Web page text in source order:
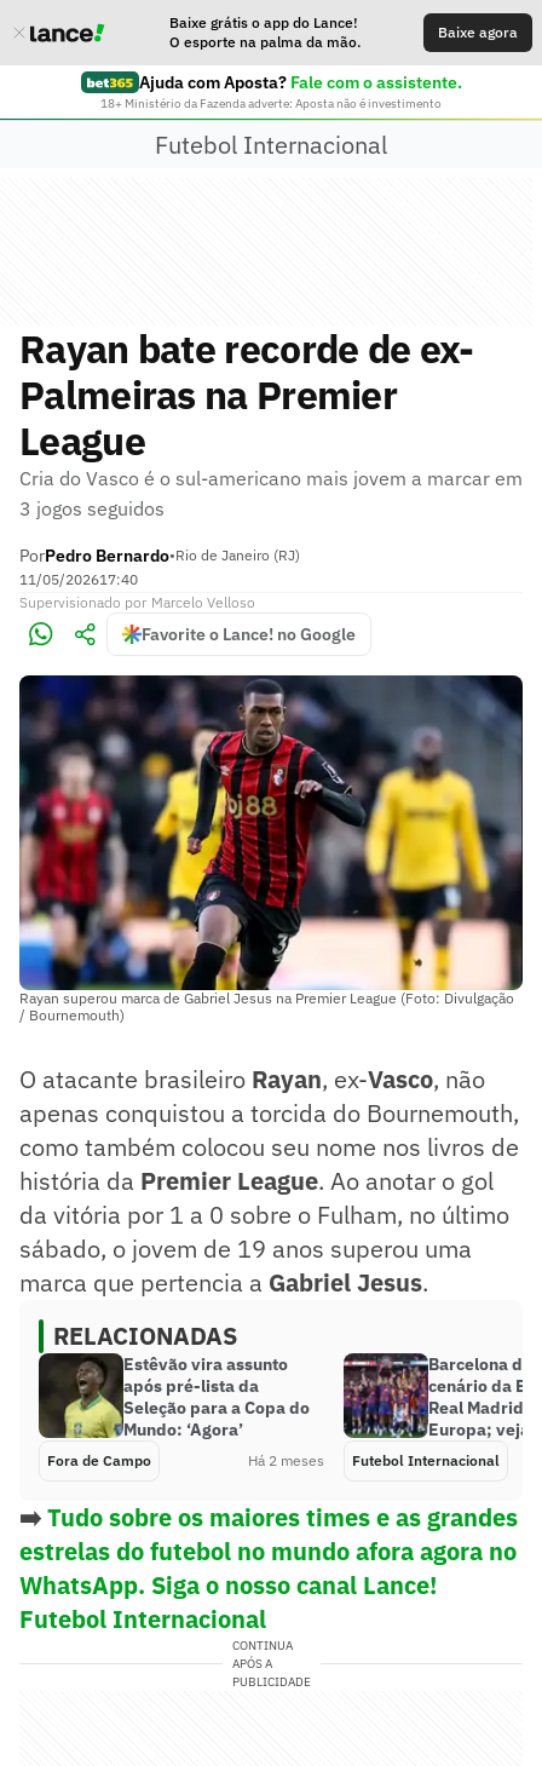
Baixe grátis o app do Lance!
O esporte na palma da mão.
Baixe agora
Ajuda com Aposta? Fale com o assistente.
18+ Ministério da Fazenda adverte: Aposta não é investimento
Futebol Internacional
Rayan bate recorde de ex-
Palmeiras na Premier
League
Cria do Vasco é o sul-americano mais jovem a marcar em
3 jogos seguidos
PorPedro Bernardo•Rio de Janeiro (RJ)
11/05/202617:40
Supervisionado por Marcelo Velloso
Favorite o Lance! no Google
Rayan superou marca de Gabriel Jesus na Premier League (Foto: Divulgação
/ Bournemouth)
O atacante brasileiro Rayan, ex-Vasco, não
apenas conquistou a torcida do Bournemouth,
como também colocou seu nome nos livros de
história da Premier League. Ao anotar o gol
da vitória por 1 a 0 sobre o Fulham, no último
sábado, o jovem de 19 anos superou uma
marca que pertencia a Gabriel Jesus.
RELACIONADAS
Estêvão vira assunto
após pré-lista da
Seleção para a Copa do
Mundo: ‘Agora’
Fora de Campo Há 2 meses
Barcelona
cenário da
Real Madrid
Europa; veja
Futebol Internacional
➡️Tudo sobre os maiores times e as grandes
estrelas do futebol no mundo afora agora no
WhatsApp. Siga o nosso canal Lance!
Futebol Internacional
CONTINUA
APÓS A
PUBLICIDADE